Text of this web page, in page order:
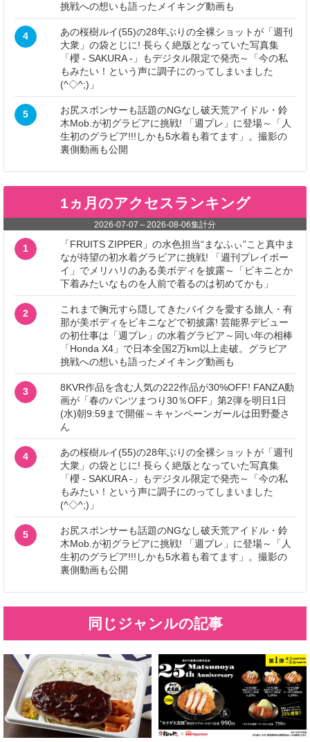
挑戦への想いも語ったメイキング動画も
4
あの桜樹ルイ(55)の28年ぶりの全裸ショットが「週刊
大衆」の袋とじに! 長らく絶版となっていた写真集
「櫻 - SAKURA -」もデジタル限定で発売～「今の私
もみたい！という声に調子にのってしまいました
(^◇^;)」
5
お尻スポンサーも話題のNGなし破天荒アイドル・鈴
木Mob.が初グラビアに挑戦! 「週プレ」に登場～「人
生初のグラビア!!!しかも5水着も着てます」。撮影の
裏側動画も公開
1ヵ月のアクセスランキング
2026-07-07 ～2026-08-06集計分
1
「FRUITS ZIPPER」の水色担当“まなふぃ”こと真中ま
なが待望の初水着グラビアに挑戦! 「週刊プレイボー
イ」でメリハリのある美ボディを披露～「ビキニとか
下着みたいなものを人前で着るのは初めてかも」
2
これまで胸元すら隠してきたバイクを愛する旅人・有
那が美ボディをビキニなどで初披露! 芸能界デビュー
の初仕事は「週プレ」の水着グラビア～同い年の相棒
「Honda X4」で日本全国2万km以上走破。グラビア
挑戦への想いも語ったメイキング動画も
3
8KVR作品を含む人気の222作品が30%OFF! FANZA動
画が「春のパンツまつり30％OFF」第2弾を明日1日
(水)朝9:59まで開催～キャンペーンガールは田野憂さ
ん
4
あの桜樹ルイ(55)の28年ぶりの全裸ショットが「週刊
大衆」の袋とじに! 長らく絶版となっていた写真集
「櫻 - SAKURA -」もデジタル限定で発売～「今の私
もみたい！という声に調子にのってしまいました
(^◇^;)」
5
お尻スポンサーも話題のNGなし破天荒アイドル・鈴
木Mob.が初グラビアに挑戦! 「週プレ」に登場～「人
生初のグラビア!!!しかも5水着も着てます」。撮影の
裏側動画も公開
同じジャンルの記事